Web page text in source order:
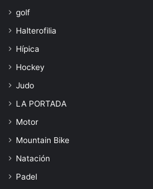
golf
Halterofilia
Hípica
Hockey
Judo
LA PORTADA
Motor
Mountain Bike
Natación
Padel